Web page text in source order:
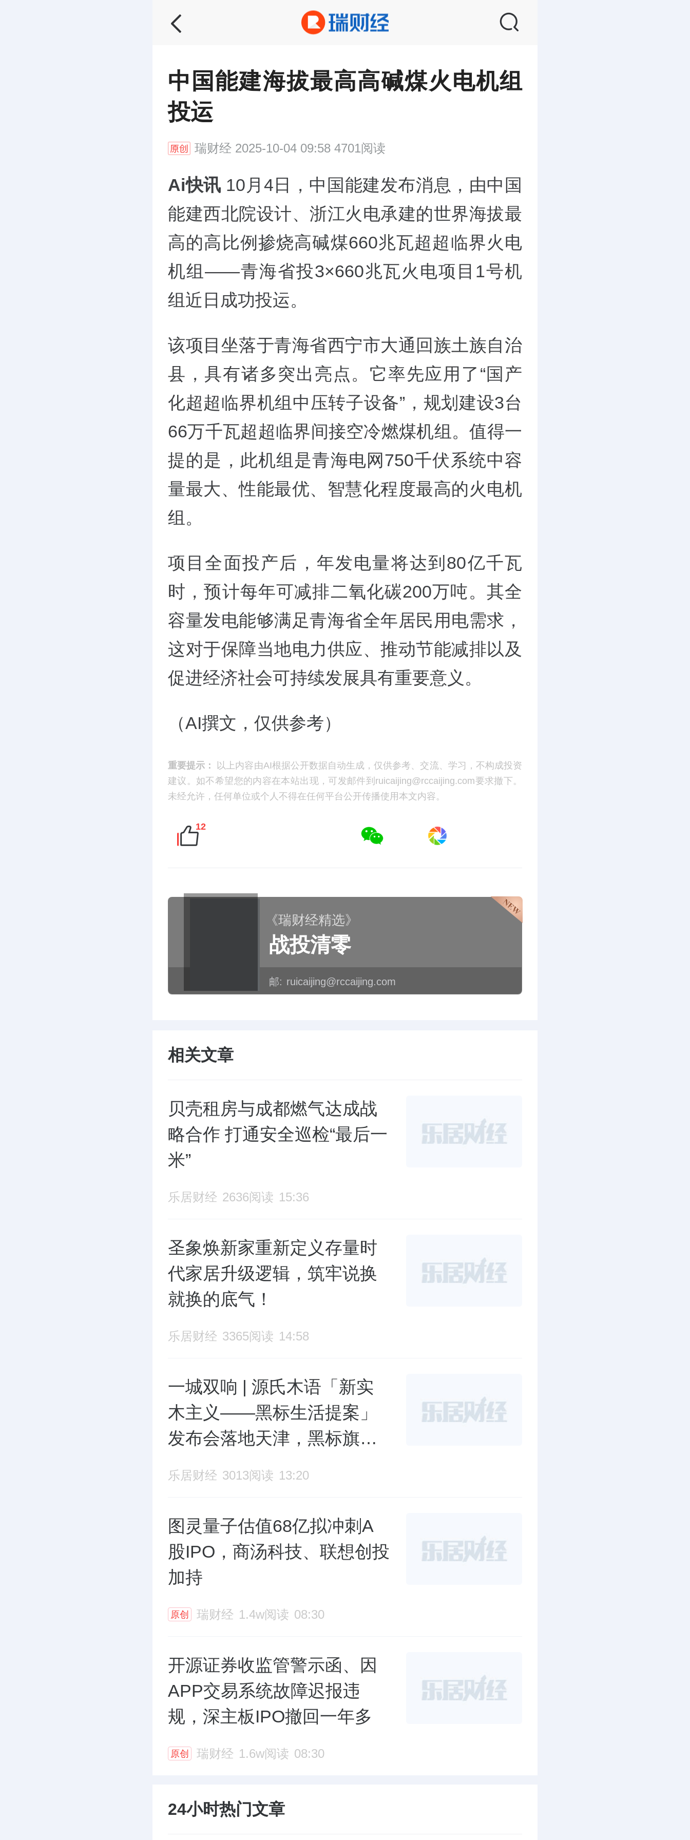
中国能建海拔最高高碱煤火电机组
投运
瑞财经 2025-10-04 09:58 4701阅读
Ai快讯 10月4日，中国能建发布消息，由中国
能建西北院设计、浙江火电承建的世界海拔最
高的高比例掺烧高碱煤660兆瓦超超临界火电
机组——青海省投3×660兆瓦火电项目1号机
组近日成功投运。
该项目坐落于青海省西宁市大通回族土族自治
县，具有诸多突出亮点。它率先应用了“国产
化超超临界机组中压转子设备”，规划建设3台
66万千瓦超超临界间接空冷燃煤机组。值得一
提的是，此机组是青海电网750千伏系统中容
量最大、性能最优、智慧化程度最高的火电机
组。
项目全面投产后，年发电量将达到80亿千瓦
时，预计每年可减排二氧化碳200万吨。其全
容量发电能够满足青海省全年居民用电需求，
这对于保障当地电力供应、推动节能减排以及
促进经济社会可持续发展具有重要意义。
（AI撰文，仅供参考）
重要提示：
以上内容由AI根据公开数据自动生成，仅供参考、交流、学习，不构成投资
建议。如不希望您的内容在本站出现，可发邮件到ruicaijing@rccaijing.com要求撤下。
未经允许，任何单位或个人不得在任何平台公开传播使用本文内容。
12
《瑞财经精选》
战投清零
邮: ruicaijing@rccaijing.com
相关文章
贝壳租房与成都燃气达成战
略合作 打通安全巡检“最后一
米”
乐居财经 2636阅读 15:36
圣象焕新家重新定义存量时
代家居升级逻辑，筑牢说换
就换的底气！
乐居财经 3365阅读 14:58
一城双响 | 源氏木语「新实
木主义——黑标生活提案」
发布会落地天津，黑标旗舰
乐居财经 3013阅读 13:20
图灵量子估值68亿拟冲刺A
股IPO，商汤科技、联想创投
加持
原创 瑞财经 1.4w阅读 08:30
开源证券收监管警示函、因
APP交易系统故障迟报违
规，深主板IPO撤回一年多
原创 瑞财经 1.6w阅读 08:30
24小时热门文章